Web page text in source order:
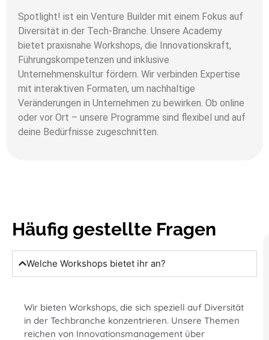
Spotlight! ist ein Venture Builder mit einem Fokus auf
Diversität in der Tech-Branche. Unsere Academy
bietet praxisnahe Workshops, die Innovationskraft,
Führungskompetenzen und inklusive
Unternehmenskultur fördern. Wir verbinden Expertise
mit interaktiven Formaten, um nachhaltige
Veränderungen in Unternehmen zu bewirken. Ob online
oder vor Ort – unsere Programme sind flexibel und auf
deine Bedürfnisse zugeschnitten.
Häufig gestellte Fragen
Welche Workshops bietet ihr an?
Wir bieten Workshops, die sich speziell auf Diversität
in der Techbranche konzentrieren. Unsere Themen
reichen von Innovationsmanagement über